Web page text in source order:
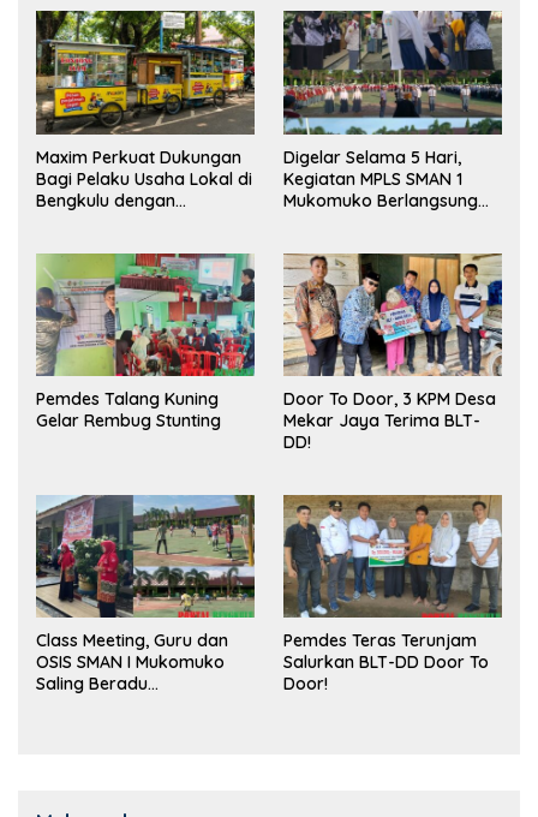
Maxim Perkuat Dukungan
Bagi Pelaku Usaha Lokal di
Bengkulu dengan
Pasar
Digelar Selama 5 Hari,
Kegiatan MPLS SMAN 1
Mukomuko Berlangsung
Pemdes Talang Kuning
Gelar Rembug Stunting
Door To Door, 3 KPM Desa
Mekar Jaya Terima BLT-
DD!
Class Meeting, Guru dan
OSIS SMAN I Mukomuko
Saling Beradu
Pemdes Teras Terunjam
Salurkan BLT-DD Door To
Door!